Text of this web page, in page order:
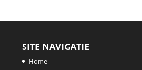
SITE NAVIGATIE
Home